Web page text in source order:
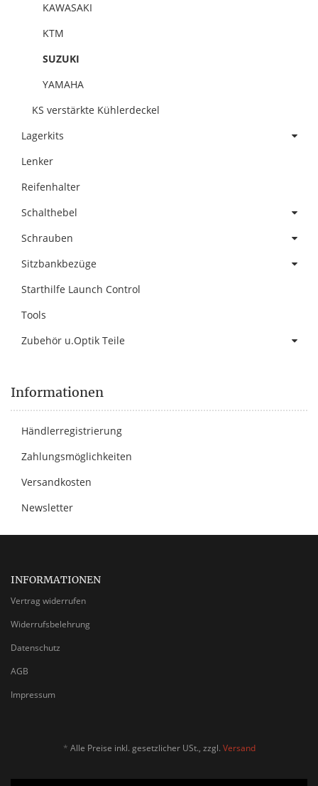
KAWASAKI
KTM
SUZUKI
YAMAHA
KS verstärkte Kühlerdeckel
Lagerkits
Lenker
Reifenhalter
Schalthebel
Schrauben
Sitzbankbezüge
Starthilfe Launch Control
Tools
Zubehör u.Optik Teile
Informationen
Händlerregistrierung
Zahlungsmöglichkeiten
Versandkosten
Newsletter
INFORMATIONEN
Vertrag widerrufen
Widerrufsbelehrung
Datenschutz
AGB
Impressum
* Alle Preise inkl. gesetzlicher USt., zzgl. Versand